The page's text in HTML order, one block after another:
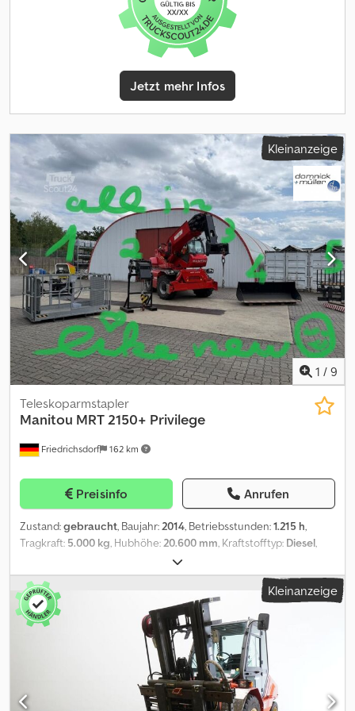
ausgezeichnete Steigfähigkeit auf Ihren Feldern. Eine gute
Rundumsicht und die kompakte und robuste Bauweise sorgen
für optimale Sicherheit bei der Arbeit. Entdecken Sie den MC30,
Ihren neuen Partner für mehr Produktivität! Dieser Manitou
Geländestapler ist in der Zweirad oder Vierrad Antiebstechnik
auch in der Version MC 25-2 oder MC25-4 oder MC 30-2 oder MC
30-4 erhältlich. Dcodpfx Ajxuwl Rjipok
Jetzt mehr Infos
Kleinanzeige
1 / 9
Friedrichsdorf 162 km
Teleskoparmstapler
Manitou MRT 2150+ Privilege
Preisinfo Anrufen
Zustand:gebraucht, Baujahr:2014, Betriebsstunden:1.215 h,
Tragkraft: 5.000 kg, Hubhöhe:20.600 mm, Kraftstofftyp: Diesel,
3.050 mm
(149,56 PS), Reifenzustand:100 %, Leergewicht:17.930 kg,
Gesamtlänge:
Höchstgeschwindigkeit:
30 km/h, Sonderausstattung: 3. Ventil,
Sonderausstattungbeschreibung: Full set includet: Winde/Winch
3to - Mega Korb/Basket - Schaufel/Bucket - Lasthaken/Hook 5to -
Gabel/Forks 1200, Funkfernsteuerung/Radio Control -
Anhängekupplung für PKW Anhänger/ Tow Hitch for Passenger
Car Trailers - 4 Platten zur Vergrößerung der Auflagefläche in der
Kleinanzeige